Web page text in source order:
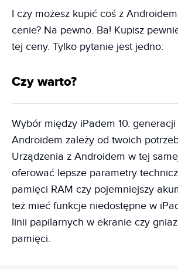
I czy możesz kupić coś z
cenie? Na pewno. Ba! Kupisz
tej ceny. Tylko pytanie jest jedno:
Czy warto?
Wybór między iPadem 10.
Androidem zależy od twoich
Urządzenia z Androidem w tej
oferować lepsze parametry
pamięci RAM czy pojemniejszy
też mieć funkcje niedostępne w
linii papilarnych w ekranie czy
pamięci.